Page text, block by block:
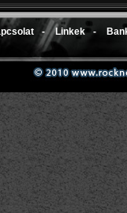
- Linkek -